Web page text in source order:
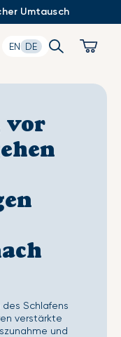
Umtausch
EN DE Search Cart
vor
Schlafens
verstärkte
und